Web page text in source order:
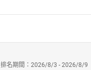
排名期間：2026/8/3 - 2026/8/9